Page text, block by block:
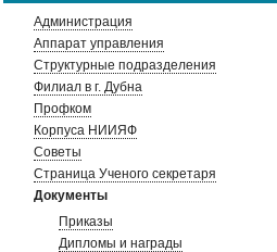
Администрация
Аппарат управления
Структурные подразделения
Филиал в г. Дубна
Профком
Корпуса НИИЯФ
Советы
Страница Ученого секретаря
Документы
Приказы
Дипломы и награды